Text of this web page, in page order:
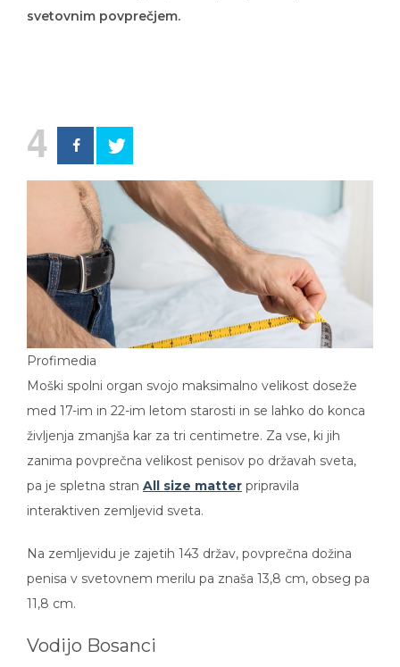
svetovnim povprečjem.
4
Profimedia
Moški spolni organ svojo maksimalno velikost doseže
med 17-im in 22-im letom starosti in se lahko do konca
življenja zmanjša kar za tri centimetre. Za vse, ki jih
zanima povprečna velikost penisov po državah sveta,
pa je spletna stran All size matter pripravila
interaktiven zemljevid sveta.
Na zemljevidu je zajetih 143 držav, povprečna dožina
penisa v svetovnem merilu pa znaša 13,8 cm, obseg pa
11,8 cm.
Vodijo Bosanci